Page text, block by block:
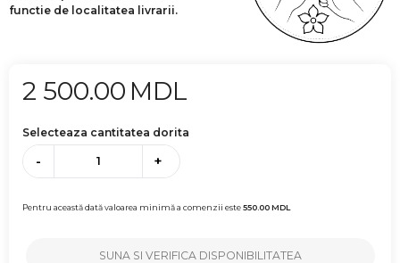
functie de localitatea livrarii.
2 500.00 MDL
Selecteaza cantitatea dorita
- +
Pentru această dată valoarea minimă a comenzii este550.00MDL
SUNA SI VERIFICA DISPONIBILITATEA